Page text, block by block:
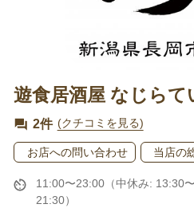
遊食居酒屋 なじらて
2件 (クチコミを見る)
お店への問い合わせ 当店の
11:00〜23:00（中休み: 13:30
21:30）